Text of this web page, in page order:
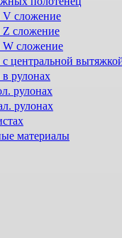
сложение
сложение
сложение
центральной
рулонах
рулонах
рулонах
материалы